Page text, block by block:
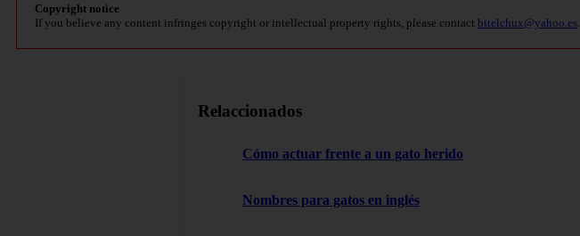
Copyright notice
If you believe any content infringes copyright or intellectual property rights, please contact bitelchux@yahoo.es
Relaccionados
Cómo actuar frente a un gato herido
Nombres para gatos en inglés